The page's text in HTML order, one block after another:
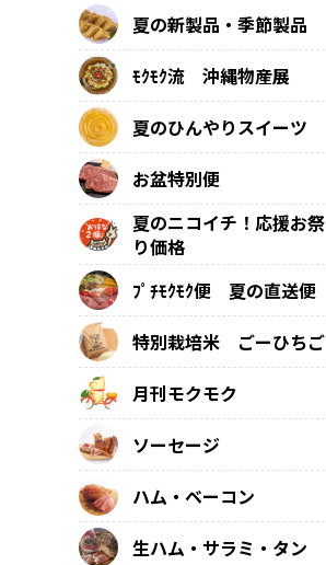
夏の新製品・季節製品
ﾓｸﾓｸ流 沖縄物産展
夏のひんやりスイーツ
お盆特別便
夏のニコイチ！応援お祭
り価格
ﾌﾟﾁﾓｸﾓｸ便 夏の直送便
特別栽培米 ごーひちご
月刊モクモク
ソーセージ
ハム・ベーコン
生ハム・サラミ・タン